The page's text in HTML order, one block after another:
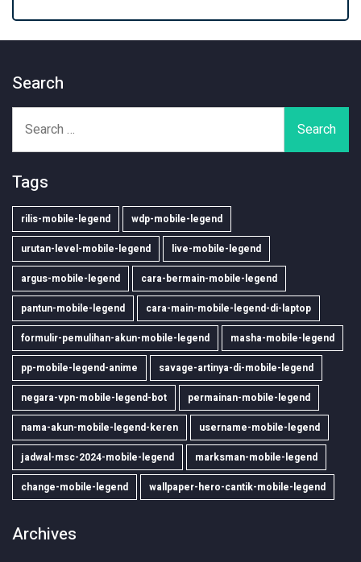
Search
for:
Tags
rilis-mobile-legend wdp-mobile-legend
urutan-level-mobile-legend live-mobile-legend
argus-mobile-legend cara-bermain-mobile-legend
pantun-mobile-legend cara-main-mobile-legend-di-laptop
formulir-pemulihan-akun-mobile-legend masha-mobile-legend
pp-mobile-legend-anime savage-artinya-di-mobile-legend
negara-vpn-mobile-legend-bot permainan-mobile-legend
nama-akun-mobile-legend-keren username-mobile-legend
jadwal-msc-2024-mobile-legend marksman-mobile-legend
change-mobile-legend wallpaper-hero-cantik-mobile-legend
Archives